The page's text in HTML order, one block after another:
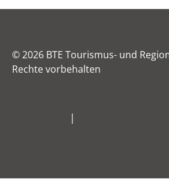
© 2026 BTE Tourismus- und
Rechte vorbehalten
|